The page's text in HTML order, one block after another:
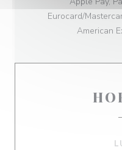
Eurocard/
American